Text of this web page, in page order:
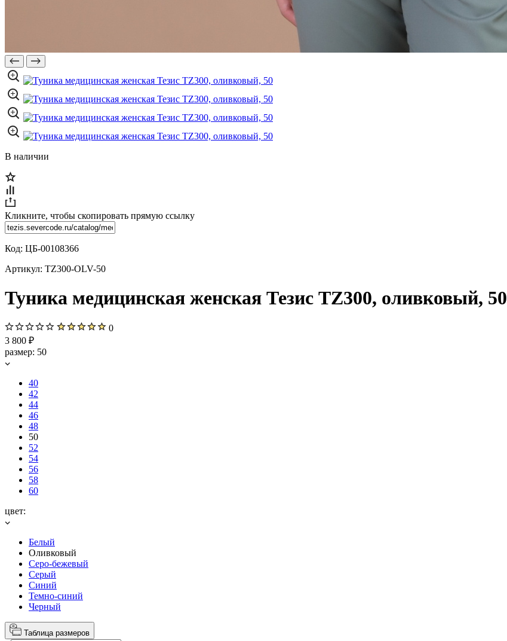
В наличии
Кликните, чтобы скопировать прямую ссылку
Код: ЦБ-00108366
Артикул: TZ300-OLV-50
Туника медицинская женская Тезис TZ300, оливковый, 50
0
3 800 ₽
размер: 50
40
42
44
46
48
50
52
54
56
58
60
цвет:
Белый
Оливковый
Серо-бежевый
Серый
Синий
Темно-синий
Черный
Таблица размеров